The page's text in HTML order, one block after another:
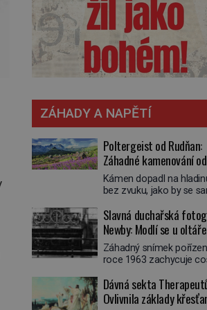
ZÁHADY A NAPĚTÍ
Poltergeist od Rudňan:
Záhadné kamenování
Kámen dopadl na
bez zvuku, jako by se
chlapců bolestně strhl
další úder ho zasáhl
vůbec uvědomil pohyb:
nelidsky přesně.
zachrčel starší student,
kdo by po nich mohl
házet. A když se […]
Slavná duchařská
Newby: Modlí se u oltáře
přízračný mnich?
Záhadný snímek
roce 1963 zachycuje
poloprůhledná postava
oltáře je duch mnicha
století s bílým závojem
Dávná sekta
Ovlivnila základy